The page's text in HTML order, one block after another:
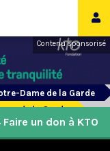
Contenu sponsorisé
Dame de la Garde
de la Garde
Faire un don à KTO